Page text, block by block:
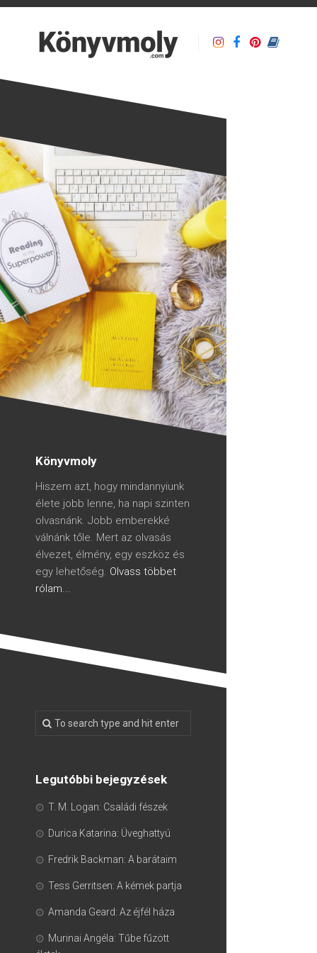
Könyvmoly
Hiszem azt, hogy mindannyiunk
élete jobb lenne, ha napi szinten
olvasnánk. Jobb emberekké
válnánk tőle. Mert az olvasás
élvezet, élmény, egy eszköz és
egy lehetőség. Olvass többet
rólam...
Legutóbbi bejegyzések
T. M. Logan: Családi fészek
Durica Katarina: Üveghattyú
Fredrik Backman: A barátaim
Tess Gerritsen: A kémek partja
Amanda Geard: Az éjfél háza
Murinai Angéla: Tűbe fűzött